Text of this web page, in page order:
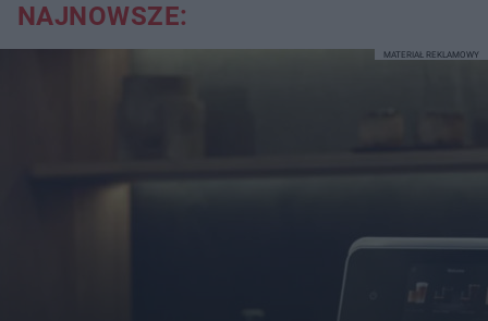
NAJNOWSZE:
MATERIAŁ REKLAMOWY